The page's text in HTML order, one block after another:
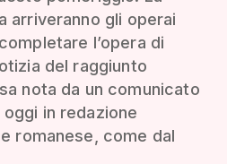
arriveranno gli operai
l’opera di
del raggiunto
nota da un comunicato
in redazione
romanese, come dal